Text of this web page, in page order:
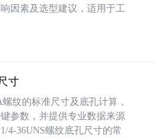
因素及选型建议，适用于工
寸
纹的标准尺寸及底孔计算，
参数，并提供专业数据来源
4-36UNS螺纹底孔尺寸的常